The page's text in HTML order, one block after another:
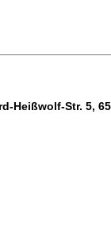
Heißwolf-Str. 5,